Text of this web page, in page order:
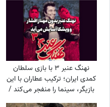
نهنگ عنبر 3 با بازی سلطان
کمدی ایران؛ ترکیب عطاران با این
بازیگر، سینما را منفجر می‌کند /
جایگزین مهناز افشار کیست؟